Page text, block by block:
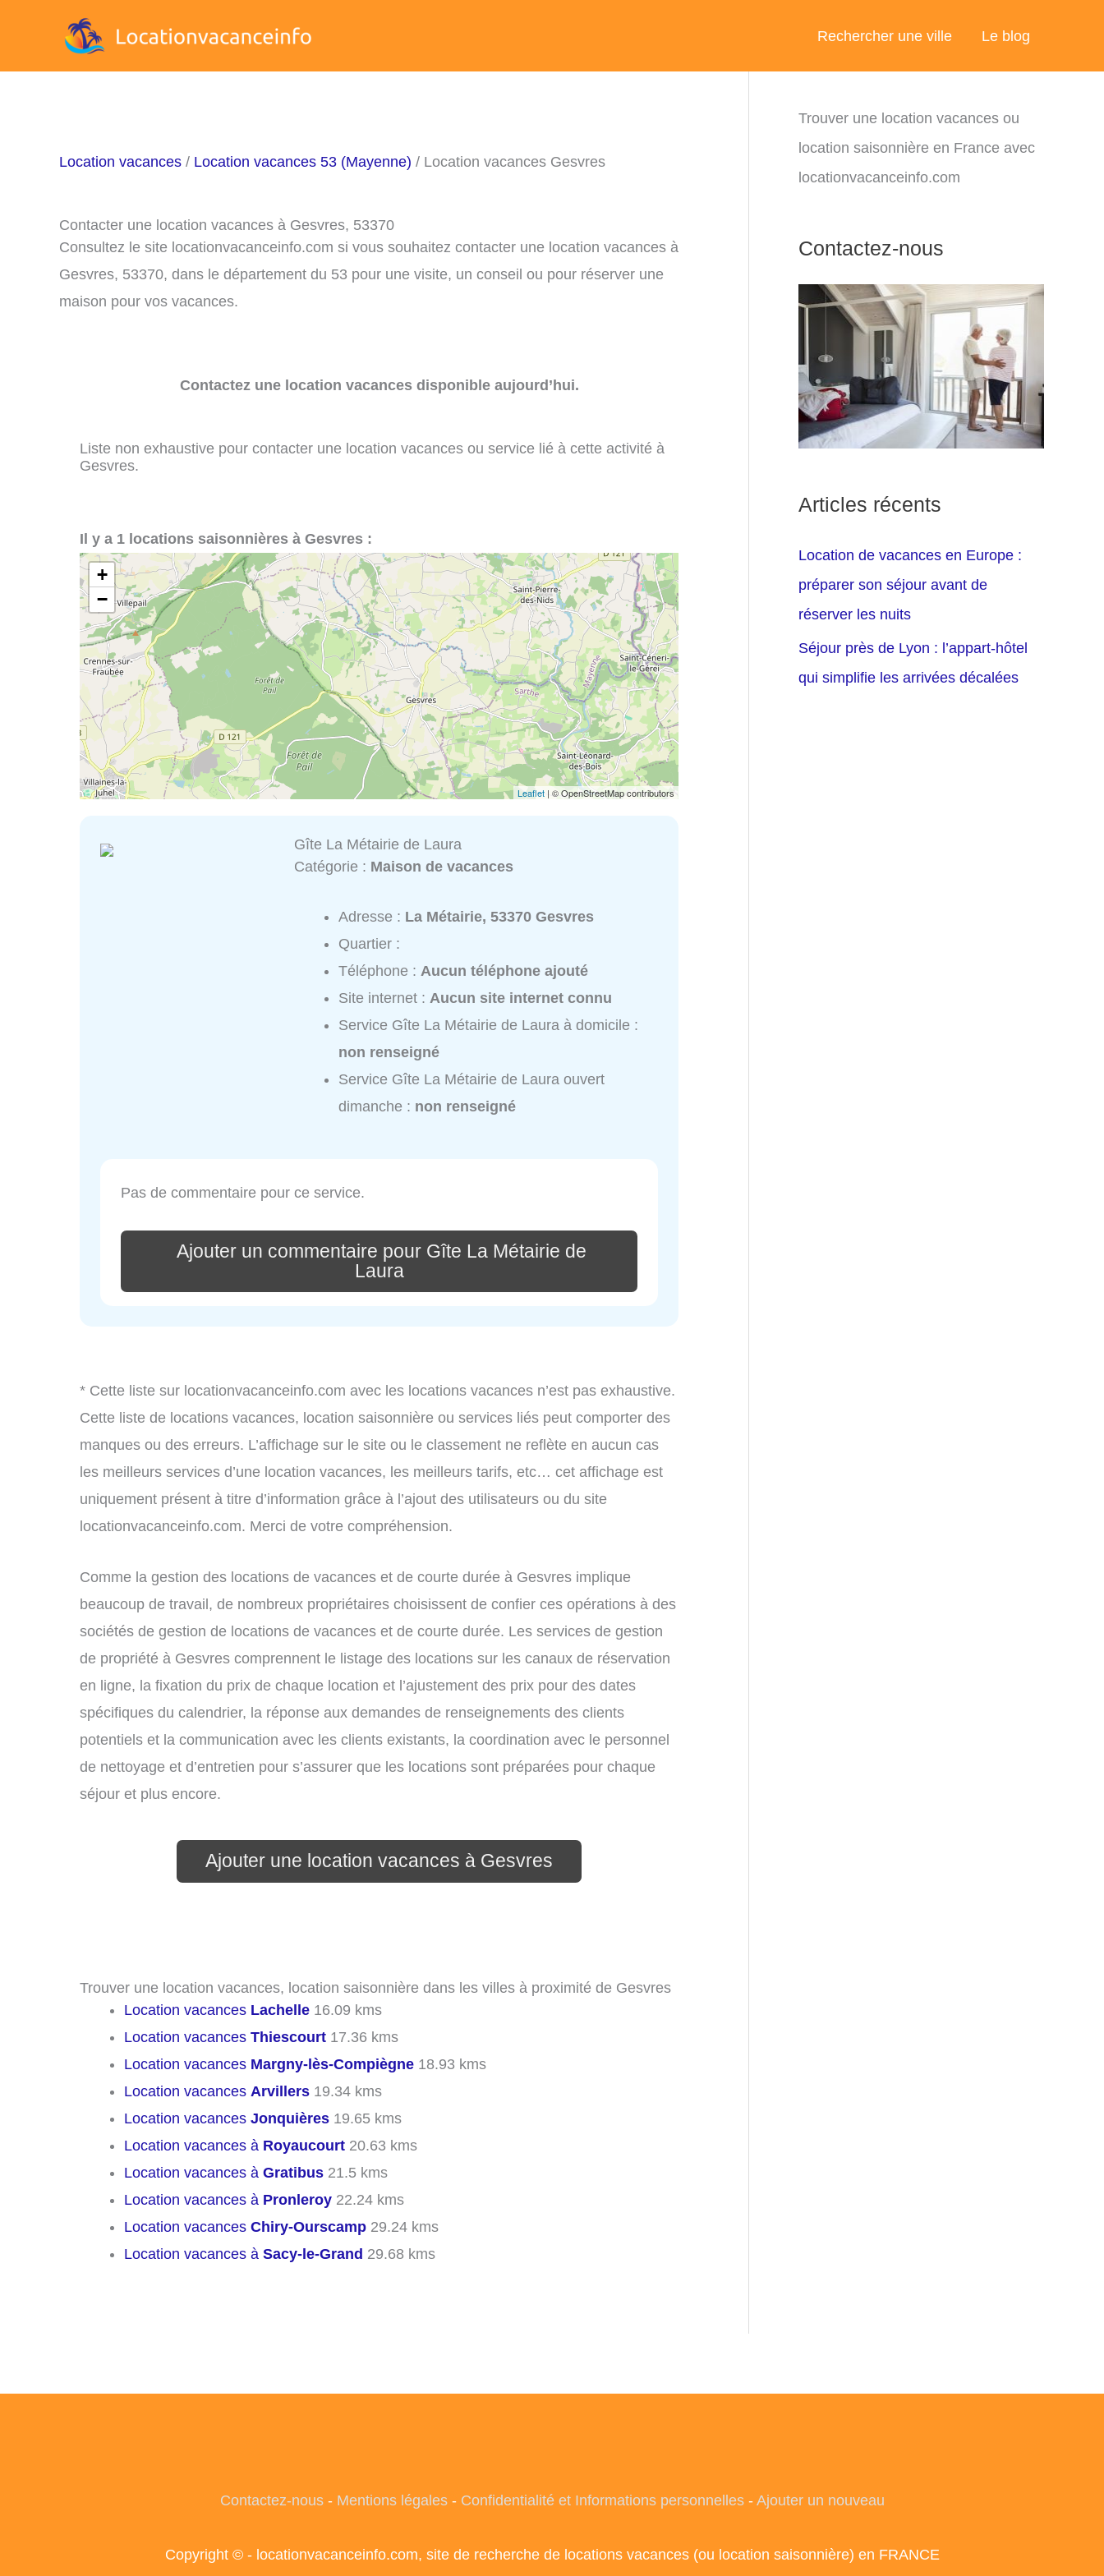
Rechercher une ville Le blog
Location vacances / Location vacances 53 (Mayenne) / Location vacances Gesvres
Contacter une location vacances à Gesvres, 53370
Consultez le site locationvacanceinfo.com si vous souhaitez contacter une location vacances à
Gesvres, 53370, dans le département du 53 pour une visite, un conseil ou pour réserver une
maison pour vos vacances.
Contactez une location vacances disponible aujourd’hui.
Liste non exhaustive pour contacter une location vacances ou service lié à cette activité à
Gesvres.
Il y a 1 locations saisonnières à Gesvres :
+
−
Leaflet | © OpenStreetMap contributors
Gîte La Métairie de Laura
Catégorie : Maison de vacances
Adresse : La Métairie, 53370 Gesvres
Quartier :
Téléphone :Aucun téléphone ajouté
Site internet :Aucun site internet connu
Service Gîte La Métairie de Laura à domicile :
non renseigné
Service Gîte La Métairie de Laura ouvert
dimanche : non renseigné
Pas de commentaire pour ce service.
Ajouter un commentaire pour Gîte La Métairie de
Laura
* Cette liste sur locationvacanceinfo.com avec les locations vacances n’est pas exhaustive.
Cette liste de locations vacances, location saisonnière ou services liés peut comporter des
manques ou des erreurs. L’affichage sur le site ou le classement ne reflète en aucun cas
les meilleurs services d’une location vacances, les meilleurs tarifs, etc… cet affichage est
uniquement présent à titre d’information grâce à l’ajout des utilisateurs ou du site
locationvacanceinfo.com. Merci de votre compréhension.
Comme la gestion des locations de vacances et de courte durée à Gesvres implique
beaucoup de travail, de nombreux propriétaires choisissent de confier ces opérations à des
sociétés de gestion de locations de vacances et de courte durée. Les services de gestion
de propriété à Gesvres comprennent le listage des locations sur les canaux de réservation
en ligne, la fixation du prix de chaque location et l’ajustement des prix pour des dates
spécifiques du calendrier, la réponse aux demandes de renseignements des clients
potentiels et la communication avec les clients existants, la coordination avec le personnel
de nettoyage et d’entretien pour s’assurer que les locations sont préparées pour chaque
séjour et plus encore.
Ajouter une location vacances à Gesvres
Trouver une location vacances, location saisonnière dans les villes à proximité de Gesvres
Location vacances Lachelle 16.09 kms
Location vacances Thiescourt 17.36 kms
Location vacances Margny-lès-Compiègne 18.93 kms
Location vacances Arvillers 19.34 kms
Location vacances Jonquières 19.65 kms
Location vacances à Royaucourt 20.63 kms
Location vacances à Gratibus 21.5 kms
Location vacances à Pronleroy 22.24 kms
Location vacances Chiry-Ourscamp 29.24 kms
Location vacances à Sacy-le-Grand 29.68 kms
Trouver une location vacances ou
location saisonnière en France avec
locationvacanceinfo.com
Contactez-nous
Articles récents
Location de vacances en Europe :
préparer son séjour avant de
réserver les nuits
Séjour près de Lyon : l’appart-hôtel
qui simplifie les arrivées décalées
Contactez-nous- Mentions légales- Confidentialité et Informations personnelles- Ajouter un nouveau
Copyright © - locationvacanceinfo.com, site de recherche de locations vacances (ou location saisonnière) en FRANCE